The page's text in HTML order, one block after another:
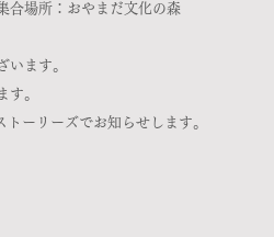
合場所：おやまだ文化の森
います。
す。
ーリーズでお知らせします。